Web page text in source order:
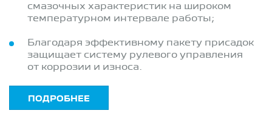
смазочных характеристик на широком
температурном интервале работы;
Благодаря эффективному пакету присадок
защищает систему рулевого управления
от коррозии и износа.
ПОДРОБНЕЕ